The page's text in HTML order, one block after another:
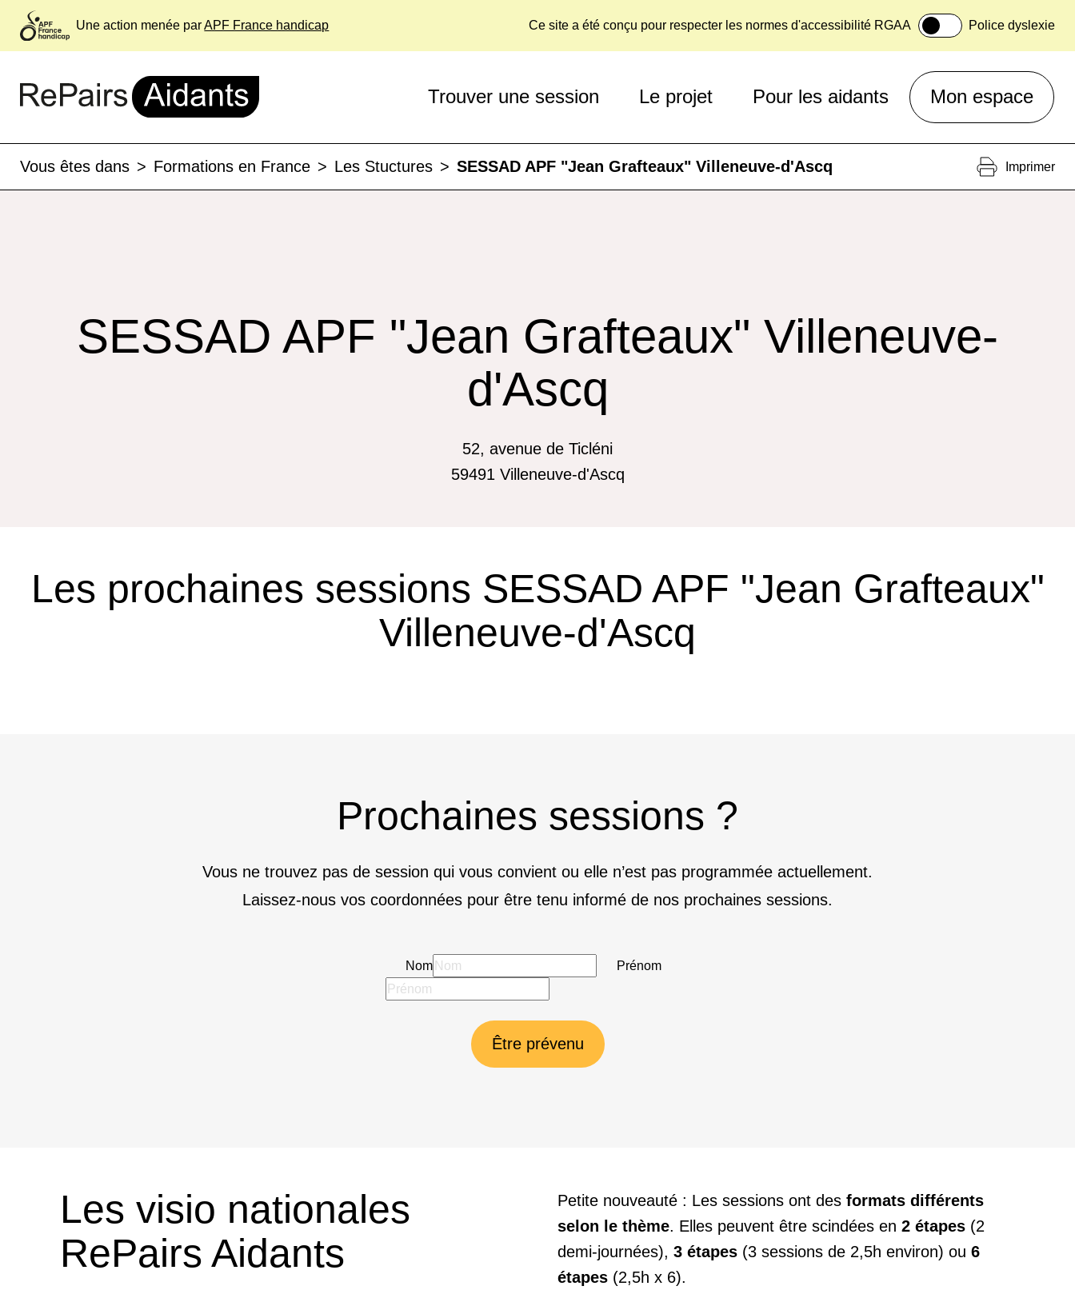
Une action menée parAPF France handicap Ce site a été conçu pour respecter les normes d'accessibilité RGAA Police dyslexie
Trouver une session Le projet Pour les aidants Mon espace
Vous êtes dans > Formations en France > Les Stuctures > SESSAD APF "Jean Grafteaux" Villeneuve-d'Ascq Imprimer
SESSAD APF "Jean Grafteaux" Villeneuve-
d'Ascq
52, avenue de Ticléni
59491 Villeneuve-d'Ascq
Les prochaines sessions SESSAD APF "Jean Grafteaux"
Villeneuve-d'Ascq
Prochaines sessions ?
Vous ne trouvez pas de session qui vous convient ou elle n’est pas programmée actuellement.
Laissez-nous vos coordonnées pour être tenu informé de nos prochaines sessions.
Nom Prénom
Être prévenu
Les visio nationales
RePairs Aidants
Petite nouveauté : Les sessions ont des formats différents
selon le thème. Elles peuvent être scindées en 2 étapes (2
demi-journées), 3 étapes (3 sessions de 2,5h environ) ou 6
étapes (2,5h x 6).